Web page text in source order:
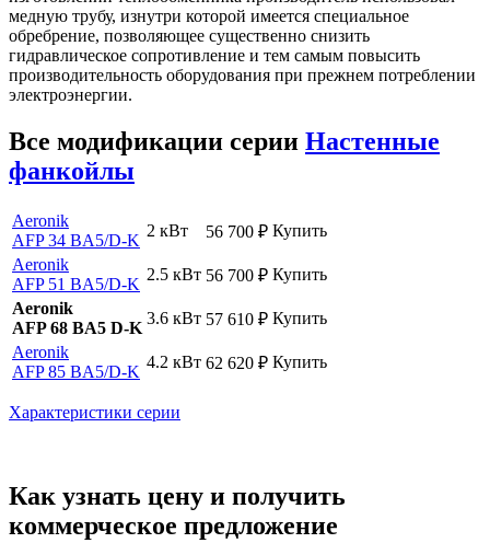
медную трубу, изнутри которой имеется специальное
обребрение, позволяющее существенно снизить
гидравлическое сопротивление и тем самым повысить
производительность оборудования при прежнем потреблении
электроэнергии.
Все модификации серии Настенные
фанкойлы
Aeronik
AFP 34 BA5/D-K
2 кВт 56 700 ₽ Купить
Aeronik
AFP 51 BA5/D-K
2.5 кВт 56 700 ₽ Купить
Aeronik
AFP 68 BA5 D-K
3.6 кВт 57 610 ₽ Купить
Aeronik
AFP 85 BA5/D-K
4.2 кВт 62 620 ₽ Купить
Характеристики серии
Как узнать цену и получить
коммерческое предложение